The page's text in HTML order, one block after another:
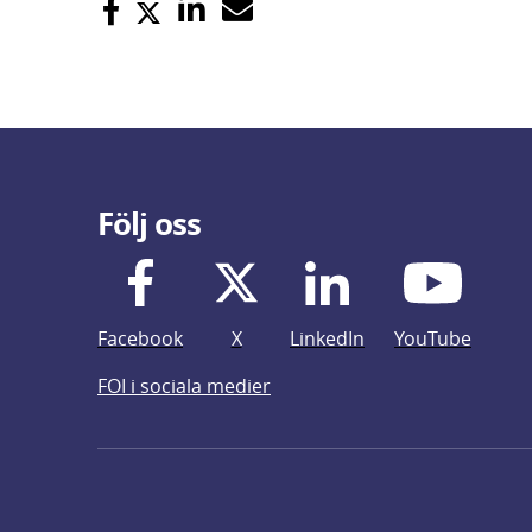
Följ oss
Facebook X LinkedIn
YouTube
FOI i sociala medier